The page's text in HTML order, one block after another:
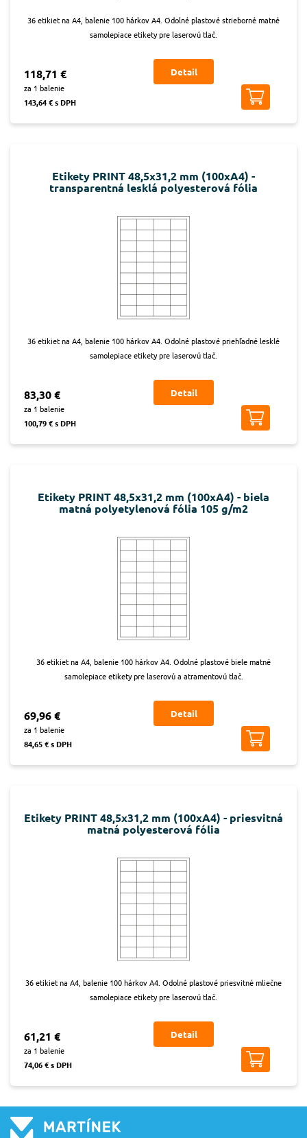
36 etikiet na A4, balenie 100 hárkov A4. Odolné plastové strieborné matné
samolepiace etikety pre laserovú tlač.
118,71 €
za 1 balenie
143,64 € s DPH
Detail
Etikety PRINT 48,5x31,2 mm (100xA4) -
transparentná lesklá polyesterová fólia
36 etikiet na A4, balenie 100 hárkov A4. Odolné plastové priehľadné lesklé
samolepiace etikety pre laserovú tlač.
83,30 €
za 1 balenie
100,79 € s DPH
Detail
Etikety PRINT 48,5x31,2 mm (100xA4) - biela
matná polyetylenová fólia 105 g/m2
36 etikiet na A4, balenie 100 hárkov A4. Odolné plastové biele matné
samolepiace etikety pre laserovú a atramentovú tlač.
69,96 €
za 1 balenie
84,65 € s DPH
Detail
Etikety PRINT 48,5x31,2 mm (100xA4) - priesvitná
matná polyesterová fólia
36 etikiet na A4, balenie 100 hárkov A4. Odolné plastové priesvitné mliečne
samolepiace etikety pre laserovú tlač.
61,21 €
za 1 balenie
74,06 € s DPH
Detail